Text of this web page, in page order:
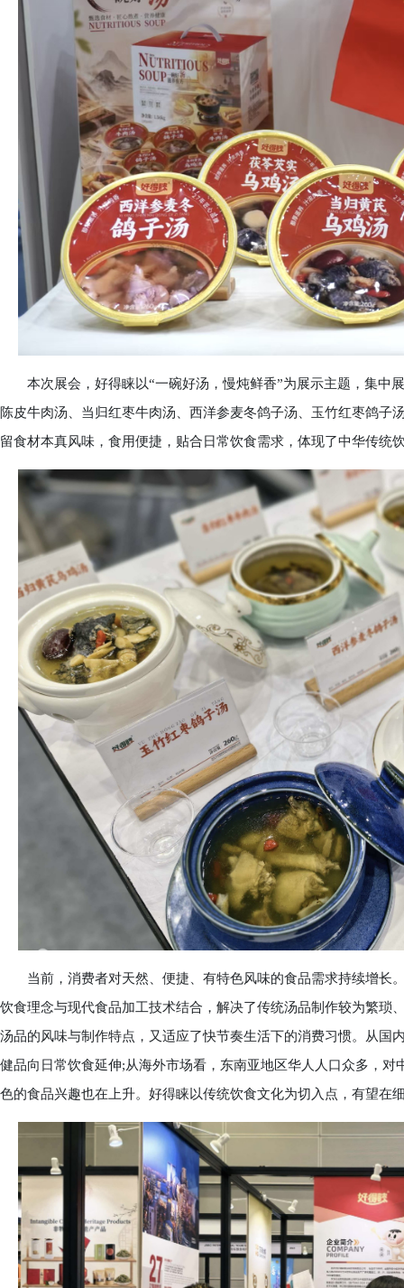
本次展会，好得睐以“一碗好汤，慢炖鲜香”为展示主题，集中
陈皮牛肉汤、当归红枣牛肉汤、西洋参麦冬鸽子汤、玉竹红枣鸽
留食材本真风味，食用便捷，贴合日常饮食需求，体现了中华传统
当前，消费者对天然、便捷、有特色风味的食品需求持续增长
饮食理念与现代食品加工技术结合，解决了传统汤品制作较为繁琐
汤品的风味与制作特点，又适应了快节奏生活下的消费习惯。从国
健品向日常饮食延伸;从海外市场看，东南亚地区华人人口众多，
色的食品兴趣也在上升。好得睐以传统饮食文化为切入点，有望在